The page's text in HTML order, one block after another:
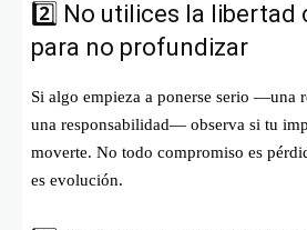
2️⃣ No utilices la libertad
para no profundizar
Si algo empieza a ponerse serio —una
una responsabilidad— observa si tu
moverte. No todo compromiso es
es evolución.